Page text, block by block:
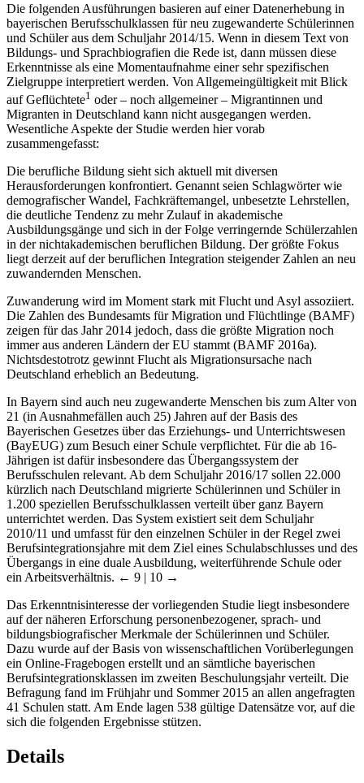
Die folgenden Ausführungen basieren auf einer Datenerhebung in
bayerischen Berufsschulklassen für neu zugewanderte Schülerinnen
und Schüler aus dem Schuljahr 2014/15. Wenn in diesem Text von
Bildungs- und Sprachbiografien die Rede ist, dann müssen diese
Erkenntnisse als eine Momentaufnahme einer sehr spezifischen
Zielgruppe interpretiert werden. Von Allgemeingültigkeit mit Blick
auf Geflüchtete1 oder – noch allgemeiner – Migrantinnen und
Migranten in Deutschland kann nicht ausgegangen werden.
Wesentliche Aspekte der Studie werden hier vorab
zusammengefasst:
Die berufliche Bildung sieht sich aktuell mit diversen
Herausforderungen konfrontiert. Genannt seien Schlagwörter wie
demografischer Wandel, Fachkräftemangel, unbesetzte Lehrstellen,
die deutliche Tendenz zu mehr Zulauf in akademische
Ausbildungsgänge und sich in der Folge verringernde Schülerzahlen
in der nichtakademischen beruflichen Bildung. Der größte Fokus
liegt derzeit auf der beruflichen Integration steigender Zahlen an neu
zuwandernden Menschen.
Zuwanderung wird im Moment stark mit Flucht und Asyl assoziiert.
Die Zahlen des Bundesamts für Migration und Flüchtlinge (BAMF)
zeigen für das Jahr 2014 jedoch, dass die größte Migration noch
immer aus anderen Ländern der EU stammt (BAMF 2016a).
Nichtsdestotrotz gewinnt Flucht als Migrationsursache nach
Deutschland erheblich an Bedeutung.
In Bayern sind auch neu zugewanderte Menschen bis zum Alter von
21 (in Ausnahmefällen auch 25) Jahren auf der Basis des
Bayerischen Gesetzes über das Erziehungs- und Unterrichtswesen
(BayEUG) zum Besuch einer Schule verpflichtet. Für die ab 16-
Jährigen ist dafür insbesondere das Übergangssystem der
Berufsschulen relevant. Ab dem Schuljahr 2016/17 sollen 22.000
kürzlich nach Deutschland migrierte Schülerinnen und Schüler in
1.200 speziellen Berufsschulklassen verteilt über ganz Bayern
unterrichtet werden. Das System existiert seit dem Schuljahr
2010/11 und umfasst für den einzelnen Schüler in der Regel zwei
Berufsintegrationsjahre mit dem Ziel eines Schulabschlusses und des
Übergangs in eine duale Ausbildung, weiterführende Schule oder
ein Arbeitsverhältnis. ← 9 | 10 →
Das Erkenntnisinteresse der vorliegenden Studie liegt insbesondere
auf der näheren Erforschung personenbezogener, sprach- und
bildungsbiografischer Merkmale der Schülerinnen und Schüler.
Dazu wurde auf der Basis von wissenschaftlichen Vorüberlegungen
ein Online-Fragebogen erstellt und an sämtliche bayerischen
Berufsintegrationsklassen im zweiten Beschulungsjahr verteilt. Die
Befragung fand im Frühjahr und Sommer 2015 an allen angefragten
41 Schulen statt. Am Ende lagen 538 gültige Datensätze vor, auf die
sich die folgenden Ergebnisse stützen.
Details